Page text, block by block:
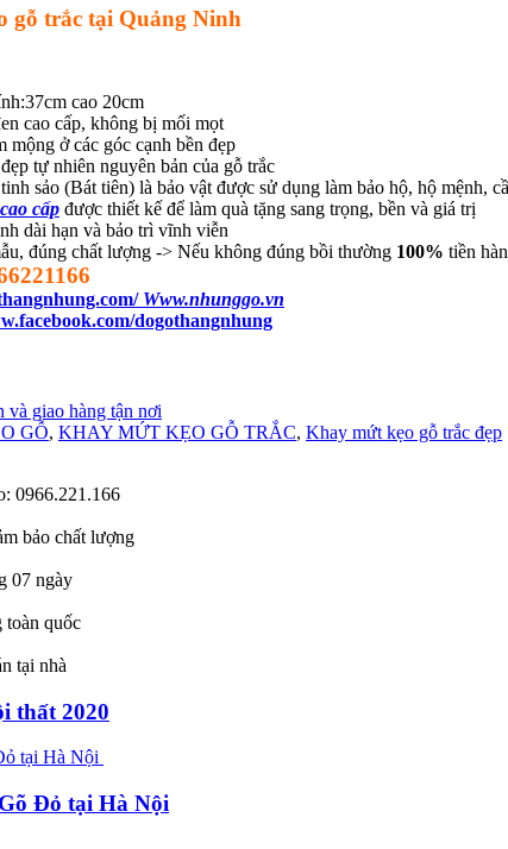
gỗ trắc tại Quảng Ninh
cao 20cm
cao cấp, không bị mối mọt
mộng ở các góc cạnh bền đẹp
tự nhiên nguyên bản của gỗ trắc
sảo (Bát tiên) là bảo vật được sử dụng làm bảo hộ, hộ mệnh,
cấp được thiết kế để làm quà tặng sang trọng, bền và giá trị
dài hạn và bảo trì vĩnh viễn
đúng chất lượng -> Nếu không đúng bồi thường 100% tiền
Www.nhunggo.vn
dogothangnhung
và giao hàng tận nơi
GỖ, KHAY MỨT KẸO GỖ TRẮC, Khay mứt kẹo gỗ trắc đẹp
0966.221.166
bảo chất lượng
07 ngày
toàn quốc
tại nhà
thất 2020
Đỏ tại Hà Nội